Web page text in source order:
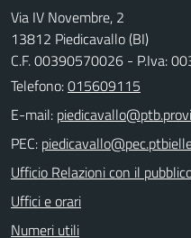
Via IV Novembre, 2
13812 Piedicavallo (BI)
C.F. 00390570026 - P.Iva:
Telefono:015609115
E-mail:
PEC:
Ufficio Relazioni con il
Uffici e orari
Numeri utili